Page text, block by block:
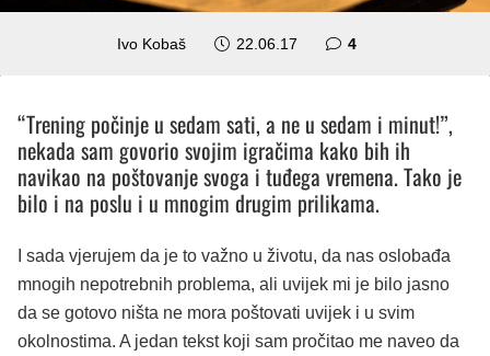
Ivo Kobaš 22.06.17 4komentara
“Trening počinje u sedam sati, a ne u sedam i minut!”,
nekada sam govorio svojim igračima kako bih ih
navikao na poštovanje svoga i tuđega vremena. Tako je
bilo i na poslu i u mnogim drugim prilikama.
I sada vjerujem da je to važno u životu, da nas oslobađa
mnogih nepotrebnih problema, ali uvijek mi je bilo jasno
da se gotovo ništa ne mora poštovati uvijek i u svim
okolnostima. A jedan tekst koji sam pročitao me naveo da